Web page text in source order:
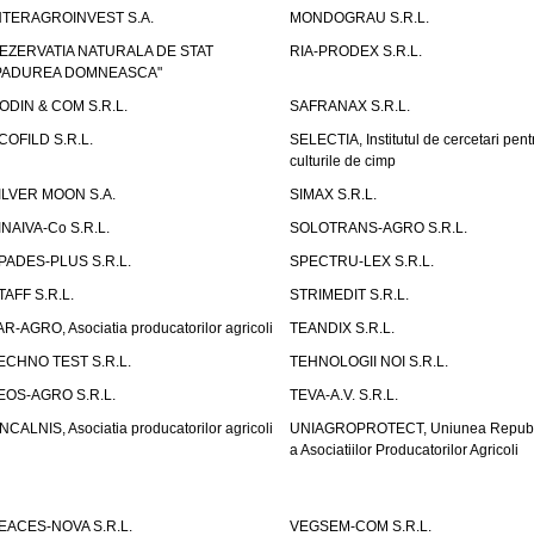
S.A.
MONDOGRAU S.R.L.
NATURALA DE STAT
DOMNEASCA"
RIA-PRODEX S.R.L.
& COM S.R.L.
SAFRANAX S.R.L.
S.R.L.
SELECTIA, Institutul de cercetari
culturile de cimp
MOON S.A.
SIMAX S.R.L.
Co S.R.L.
SOLOTRANS-AGRO S.R.L.
PLUS S.R.L.
SPECTRU-LEX S.R.L.
S.R.L.
STRIMEDIT S.R.L.
AGRO, Asociatia producatorilor agricoli
TEANDIX S.R.L.
TEST S.R.L.
TEHNOLOGII NOI S.R.L.
AGRO S.R.L.
TEVA-A.V. S.R.L.
Asociatia producatorilor agricoli
UNIAGROPROTECT, Uniunea
a Asociatiilor Producatorilor Agricoli
NOVA S.R.L.
VEGSEM-COM S.R.L.